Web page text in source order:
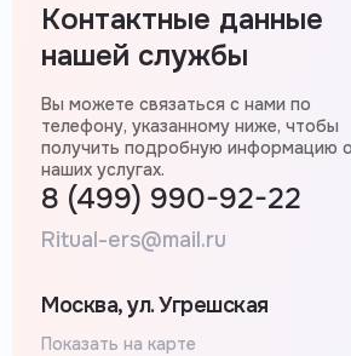
Контактные данные
нашей службы
Вы можете связаться с нами по
телефону, указанному ниже, чтобы
получить подробную информацию о
наших услугах.
8 (499) 990-92-22
Ritual-ers@mail.ru
Москва, ул. Угрешская
Показать на карте